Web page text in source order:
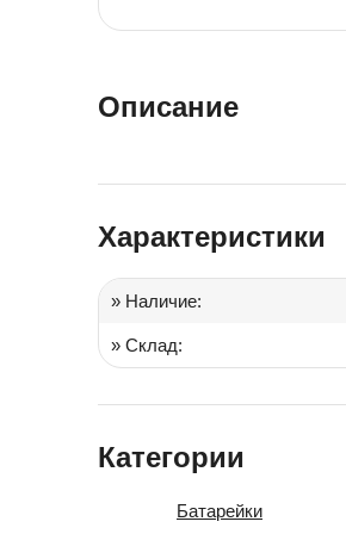
Описание
Характеристики
» Наличие:
» Склад:
Категории
Батарейки